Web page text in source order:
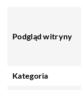
Podgląd witryny
Kategoria